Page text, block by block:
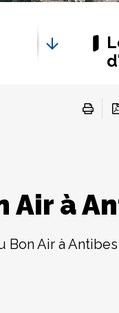
Air à
Bon Air à